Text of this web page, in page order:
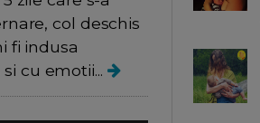
col deschis
fi indusa
cu emotii...